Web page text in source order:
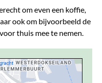
om even een koffie,
ook om bijvoorbeeld de
thuis mee te nemen.